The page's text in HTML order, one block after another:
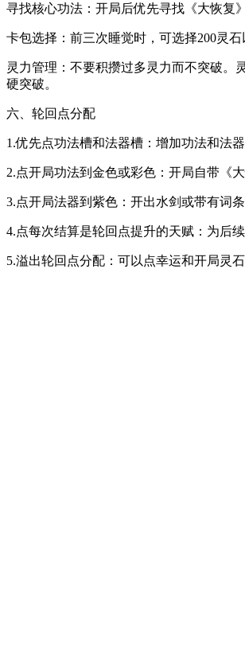
寻找核心功法：开局后优先寻找《大恢复
卡包选择：前三次睡觉时，可选择200灵
灵力管理：不要积攒过多灵力而不突破。
硬突破。
六、轮回点分配
1.优先点功法槽和法器槽：增加功法和法器
2.点开局功法到金色或彩色：开局自带《
3.点开局法器到紫色：开出水剑或带有词条
4.点每次结算是轮回点提升的天赋：为后
5.溢出轮回点分配：可以点幸运和开局灵石